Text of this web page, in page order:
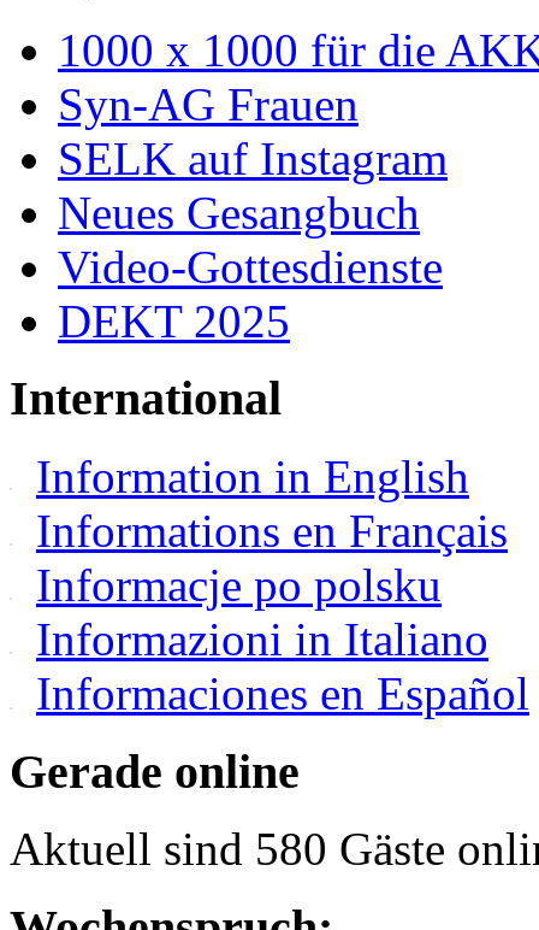
1000 x 1000 für die
Syn-AG Frauen
SELK auf Instagram
Neues Gesangbuch
Video-Gottesdienste
DEKT 2025
International
Information in English
Informations en Français
Informacje po polsku
Informazioni in Italiano
Informaciones en Español
Gerade online
Aktuell sind 580 Gäste